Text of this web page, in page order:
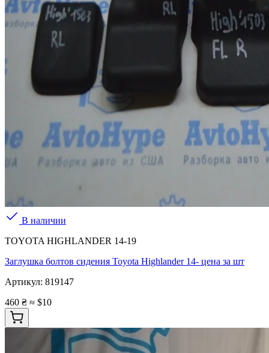
В наличии
TOYOTA HIGHLANDER 14-19
Заглушка болтов сидения Toyota Highlander 14- цена за шт
Артикул: 819147
460 ₴ ≈ $10